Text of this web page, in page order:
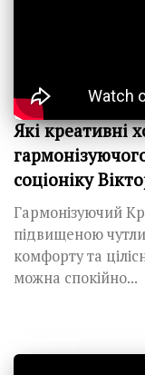
Які креативні
соціоніку
Гармонізуючий
підвищеною
комфорту та
можна спокійно...